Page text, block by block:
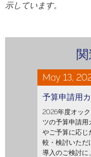
示しています。
May 13,
予算申請用
2026年度オッ
ツの予算申請用
やご予算に応じ
較・検討いただ
導入のご検討に